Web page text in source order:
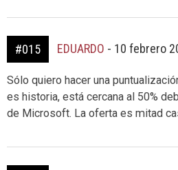
#015 EDUARDO - 10 febrero
Sólo quiero hacer una
es historia, está cercana al 50%
de Microsoft. La oferta es mitad